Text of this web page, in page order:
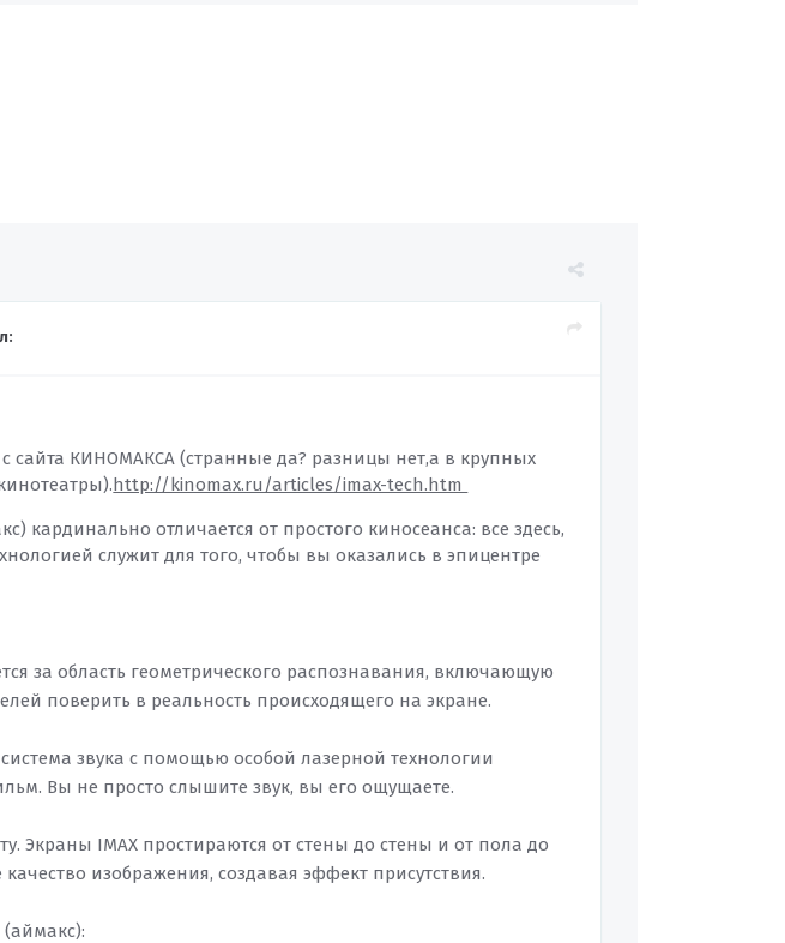
с сайта КИНОМАКСА (странные да? разницы нет,а в крупных
http://kinomax.ru/articles/imax-tech.htm
кардинально отличается от простого киносеанса: все здесь,
служит для того, чтобы вы оказались в эпицентре
за область геометрического распознавания, включающую
поверить в реальность происходящего на экране.
звука с помощью особой лазерной технологии
Вы не просто слышите звук, вы его ощущаете.
Экраны IMAX простираются от стены до стены и от пола до
изображения, создавая эффект присутствия.
(аймакс):